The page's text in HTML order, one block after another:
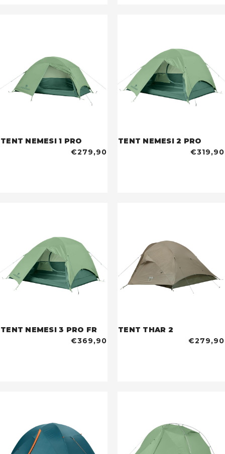
TENT NEMESI 1 PRO
€279,90
TENT NEMESI 2 PRO
€319,90
TENT NEMESI 3 PRO FR
€369,90
TENT THAR 2
€279,90